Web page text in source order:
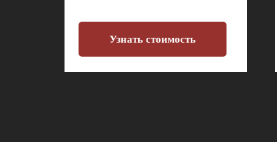
Узнать стоимость